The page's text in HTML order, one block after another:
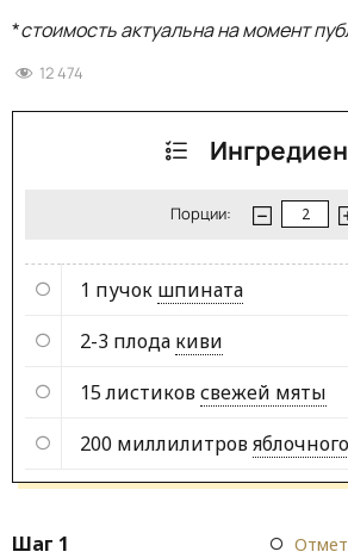
*стоимость актуальна на момент
12 474
Порции:
1 пучок шпината
2-3 плода киви
15 листиковсвежей мяты
200 миллилитров
Шаг 1